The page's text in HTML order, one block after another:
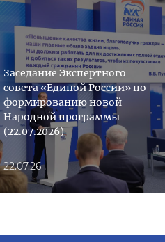
Заседание Экспертного
совета «Единой России» по
формированию новой
Народной программы
(22.07.2026)
22.07.26